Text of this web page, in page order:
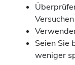
Seien Sie
weniger